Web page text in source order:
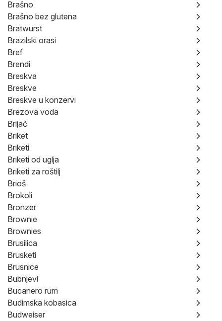
Brašno
Brašno bez glutena
Bratwurst
Brazilski orasi
Bref
Brendi
Breskva
Breskve
Breskve u konzervi
Brezova voda
Brijač
Briket
Briketi
Briketi od uglja
Briketi za roštilj
Brioš
Brokoli
Bronzer
Brownie
Brownies
Brusilica
Brusketi
Brusnice
Bubnjevi
Bucanero rum
Budimska kobasica
Budweiser